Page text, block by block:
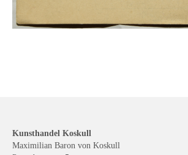
Kunsthandel Koskull
Maximilian Baron von Koskull